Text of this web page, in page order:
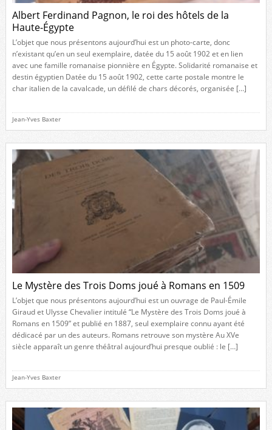
Albert Ferdinand Pagnon, le roi des hôtels de la
Haute-Égypte
L’objet que nous présentons aujourd’hui est un photo-carte, donc
n’existant qu’en un seul exemplaire, datée du 15 août 1902 et en lien
avec une famille romanaise pionnière en Égypte. Solidarité romanaise et
destin égyptien Datée du 15 août 1902, cette carte postale montre le
char italien de la cavalcade, un défilé de chars décorés, organisée […]
Jean-Yves Baxter
Le Mystère des Trois Doms joué à Romans en 1509
L’objet que nous présentons aujourd’hui est un ouvrage de Paul-Émile
Giraud et Ulysse Chevalier intitulé “Le Mystère des Trois Doms joué à
Romans en 1509” et publié en 1887, seul exemplaire connu ayant été
dédicacé par un des auteurs. Romans retrouve son mystère Au XVe
siècle apparaît un genre théâtral aujourd’hui presque oublié : le […]
Jean-Yves Baxter